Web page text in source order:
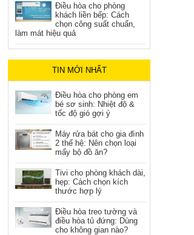
Điều hòa cho phòng
khách liền bếp: Cách
chọn công suất chuẩn,
làm mát hiệu quả
TIN MỚI NHẤT
Điều hòa cho phòng em
bé sơ sinh: Nhiệt độ &
tốc độ gió gợi ý
Máy rửa bát cho gia đình
2 thế hệ: Nên chọn loại
mấy bộ đồ ăn?
Tivi cho phòng khách dài,
hẹp: Cách chọn kích
thước hợp lý
Điều hòa treo tường và
điều hòa tủ đứng: Dùng
cho không gian nào?